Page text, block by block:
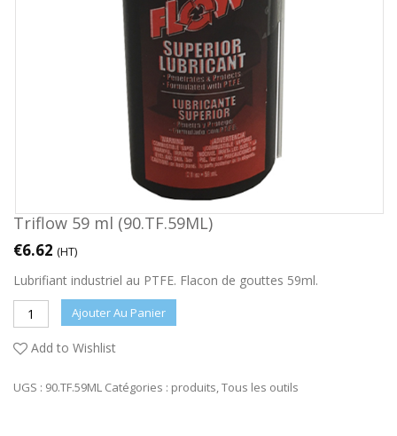
Triflow 59 ml (90.TF.59ML)
€6.62 (HT)
Lubrifiant industriel au PTFE. Flacon de gouttes 59ml.
Ajouter Au Panier
Add to Wishlist
UGS : 90.TF.59ML Catégories : produits,Tous les outils